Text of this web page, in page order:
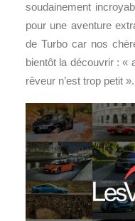
soudainement
pour une aventure
de Turbo car nos
bientôt la découvrir : «
rêveur n’est trop petit ».